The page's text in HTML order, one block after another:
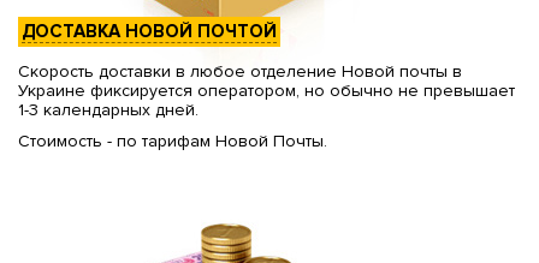
ДОСТАВКА НОВОЙ ПОЧТОЙ
Скорость доставки в любое отделение Новой почты в
Украине фиксируется оператором, но обычно не превышает
1-3 календарных дней.
Стоимость - по тарифам Новой Почты.